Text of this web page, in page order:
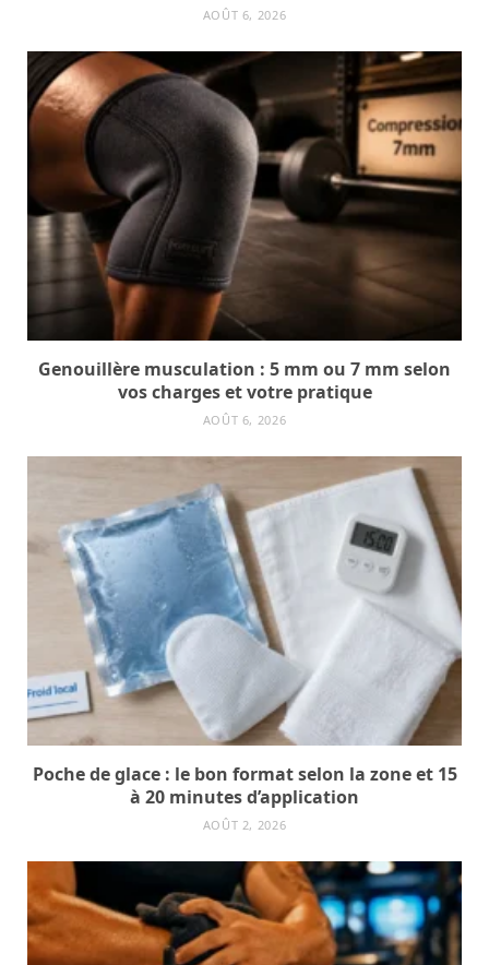
AOÛT 6, 2026
Genouillère musculation : 5 mm ou 7 mm selon
vos charges et votre pratique
AOÛT 6, 2026
Poche de glace : le bon format selon la zone et 15
à 20 minutes d’application
AOÛT 2, 2026